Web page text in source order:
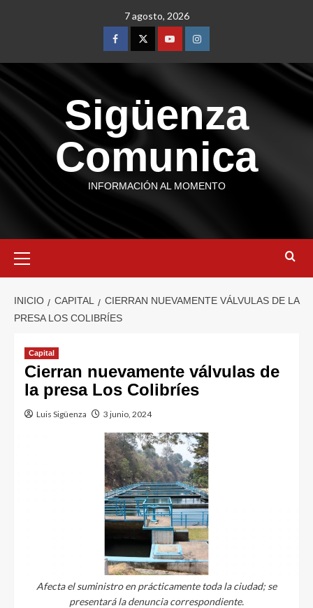
7 agosto, 2026
Sigüenza
Comunica
INFORMACIÓN AL MOMENTO
INICIO CAPITAL
CIERRAN NUEVAMENTE VÁLVULAS DE LA
PRESA LOS COLIBRÍES
Capital
Cierran nuevamente válvulas de
la presa Los Colibríes
Luis Sigüenza 3 junio, 2024
Afecta el suministro en prácticamente toda la ciudad; se
presentará la denuncia correspondiente.